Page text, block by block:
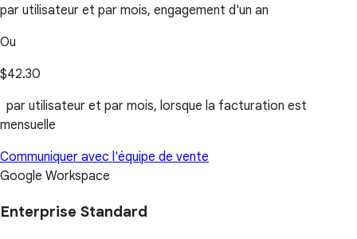
par utilisateur et par mois, engagement d'un an
Ou
$42.30
par utilisateur et par mois, lorsque la facturation est
mensuelle
Communiquer avec l'équipe de vente
Google Workspace
Enterprise Standard